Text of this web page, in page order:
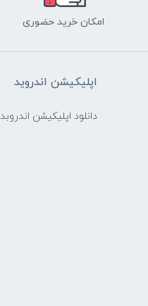
امکان خرید حضوری
اپلیکیشن اندروید
دانلود اپلیکیشن اندروبد